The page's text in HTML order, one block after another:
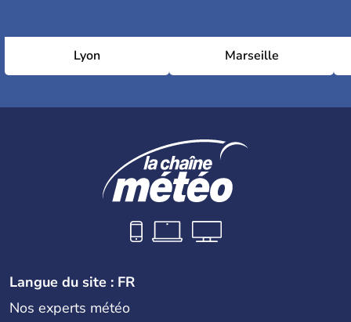
Lyon Marseille
Langue du site : FR
Nos experts météo